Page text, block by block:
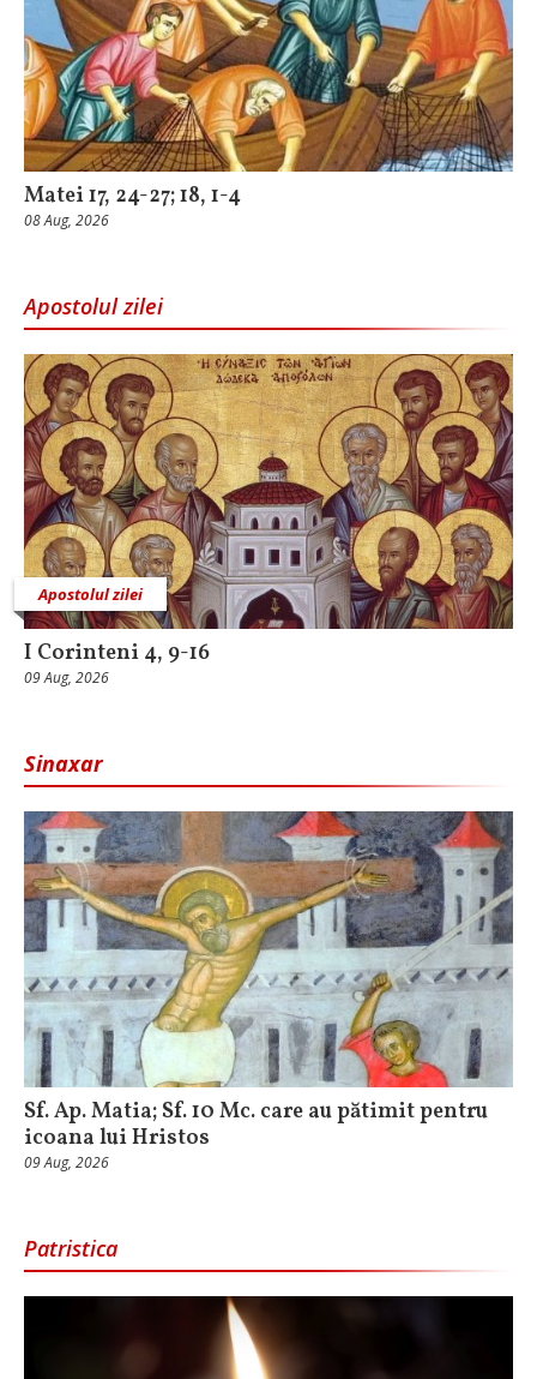
Matei 17, 24-27; 18, 1-4
08 Aug, 2026
Apostolul zilei
Apostolul zilei
I Corinteni 4, 9-16
09 Aug, 2026
Sinaxar
Sf. Ap. Matia; Sf. 10 Mc. care au pătimit pentru
icoana lui Hristos
09 Aug, 2026
Patristica